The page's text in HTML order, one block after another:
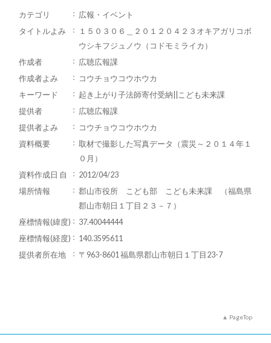
カテゴリ
広報・イベント
タイトルよみ
１５０３０６＿２０１２０４２３オキアガリコボ
ウシキフジュノウ（コドモミライカ）
作成者
広聴広報課
作成者よみ
コウチョウコウホウカ
キーワード
起き上がり子法師寄付受納||こども未来課
提供者
広聴広報課
提供者よみ
コウチョウコウホウカ
資料概要
取材で撮影した写真データ（震災～２０１４年１
０月）
資料作成日 自
2012/04/23
場所情報
郡山市役所 こども部 こども未来課 （福島県
郡山市朝日１丁目２３－７）
座標情報(緯度)
37.40044444
座標情報(経度)
140.3595611
提供者所在地
〒963-8601 福島県郡山市朝日１丁目23-7
PageTop